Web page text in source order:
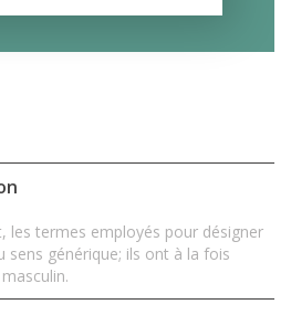
les termes employés pour désigner
sens générique; ils ont à la fois